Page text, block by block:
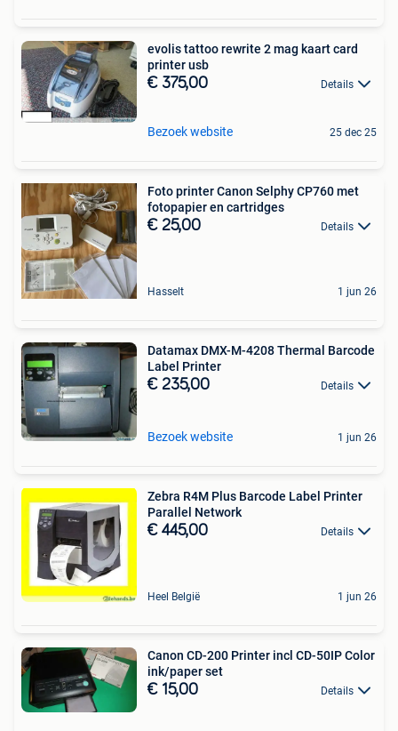
evolis tattoo rewrite 2 mag kaart card
printer usb
€ 375,00 Details
Bezoek website 25 dec 25
Foto printer Canon Selphy CP760 met
fotopapier en cartridges
€ 25,00 Details
Hasselt 1 jun 26
Datamax DMX-M-4208 Thermal Barcode
Label Printer
€ 235,00 Details
Bezoek website 1 jun 26
Zebra R4M Plus Barcode Label Printer
Parallel Network
€ 445,00 Details
Heel België 1 jun 26
Canon CD-200 Printer incl CD-50IP Color
ink/paper set
€ 15,00 Details